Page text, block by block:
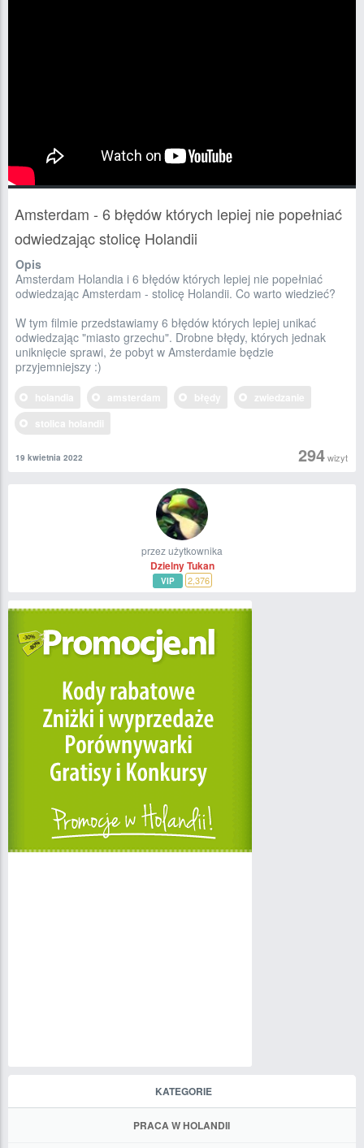
Amsterdam - 6 błędów których lepiej nie popełniać
odwiedzając stolicę Holandii
Opis
Amsterdam Holandia i 6 błędów których lepiej nie popełniać
odwiedzając Amsterdam - stolicę Holandii. Co warto wiedzieć?
W tym filmie przedstawiamy 6 błędów których lepiej unikać
odwiedzając "miasto grzechu". Drobne błędy, których jednak
uniknięcie sprawi, że pobyt w Amsterdamie będzie
przyjemniejszy :)
294wizyt
19 kwietnia 2022
przez użytkownika
Dzielny Tukan
VIP 2,376
KATEGORIE
PRACA W HOLANDII